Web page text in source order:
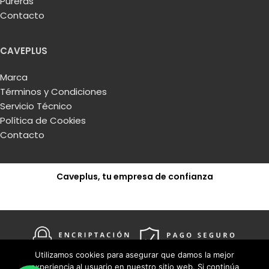
necesidades.
aunque no tiene por qué ser altísima. Estudiamos
cada caso y elaboramos la mejor propuesta de
cavas a medida
mayor satisfacción de nuestros clientes.
Contacto
CAVEPLUS
Marca
Términos y Condiciones
Servicio Técnico
Política de Cookies
Contacto
Caveplus, tu empresa de confianza
Utilizamos cookies para asegurar que damos la mejor
experiencia al usuario en nuestro sitio web. Si continúa